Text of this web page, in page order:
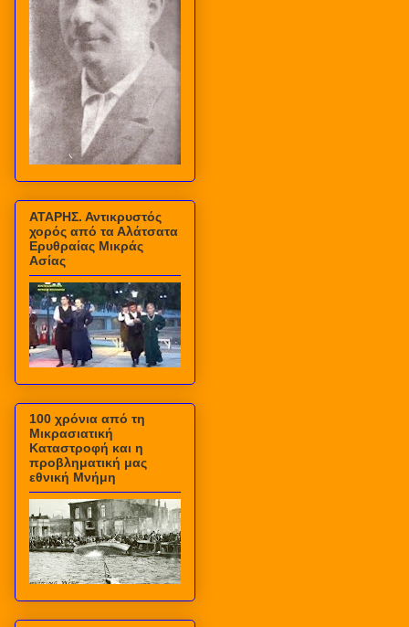
ΑΤΑΡΗΣ. Αντικρυστός
χορός από τα Αλάτσατα
Ερυθραίας Μικράς
Ασίας
100 χρόνια από τη
Μικρασιατική
Καταστροφή και η
προβληματική μας
εθνική Μνήμη